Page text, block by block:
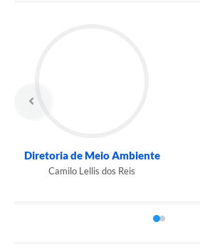
Diretoria de Meio
Camilo Lellis dos Reis